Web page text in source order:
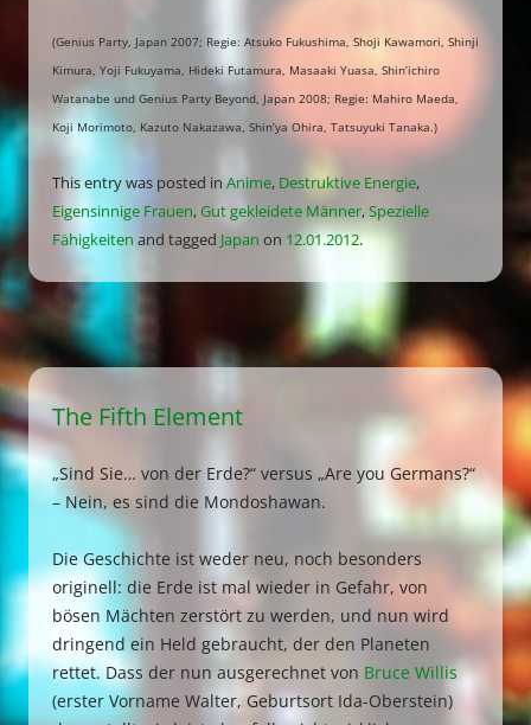
(Genius Party, Japan 2007; Regie: Atsuko Fukushima, Shoji Kawamori, Shinji
Kimura, Yoji Fukuyama, Hideki Futamura, Masaaki Yuasa, Shin’ichiro
Watanabe und Genius Party Beyond, Japan 2008; Regie: Mahiro Maeda,
Koji Morimoto, Kazuto Nakazawa, Shin’ya Ohira, Tatsuyuki Tanaka.)
This entry was posted in Anime, Destruktive Energie,
Eigensinnige Frauen,Gut gekleidete Männer,Spezielle
Fähigkeiten and tagged Japan on 12.01.2012.
The Fifth Element
„Sind Sie… von der Erde?“ versus „Are you Germans?“
– Nein, es sind die Mondoshawan.
Die Geschichte ist weder neu, noch besonders
originell: die Erde ist mal wieder in Gefahr, von
bösen Mächten zerstört zu werden, und nun wird
dringend ein Held gebraucht, der den Planeten
rettet. Dass der nun ausgerechnet von Bruce Willis
(erster Vorname Walter, Geburtsort Ida-Oberstein)